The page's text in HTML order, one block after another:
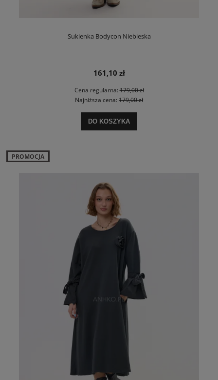
Sukienka Bodycon Niebieska
161,10 zł
Cena regularna:179,00 zł
Najniższa cena: 179,00 zł
DO KOSZYKA
PROMOCJA